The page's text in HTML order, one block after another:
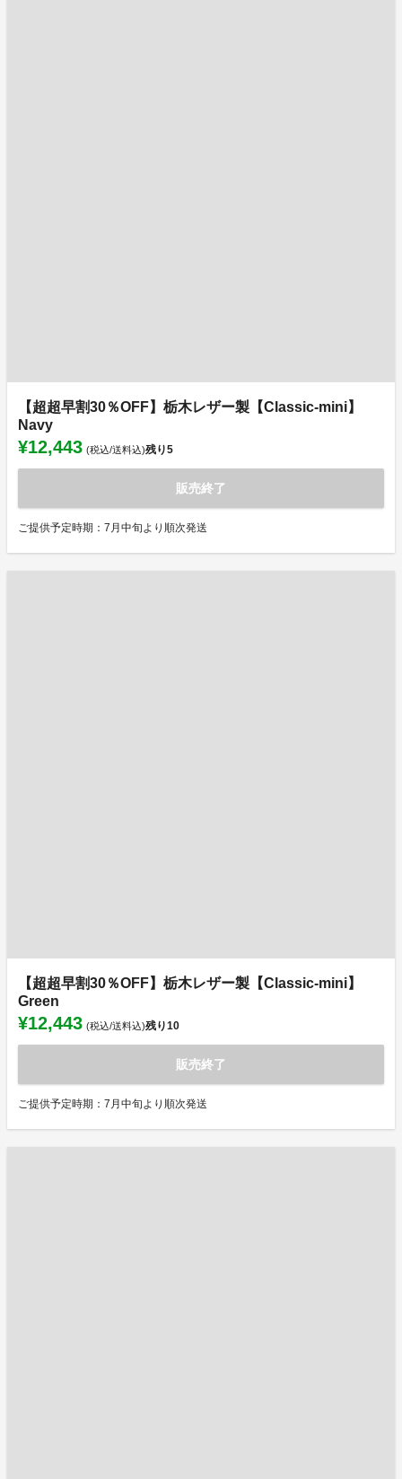
【超超早割30％OFF】栃木レザー製【Classic-mini】
Navy
¥12,443 (税込/送料込)残り5
販売終了
ご提供予定時期：7月中旬より順次発送
【超超早割30％OFF】栃木レザー製【Classic-mini】
Green
¥12,443 (税込/送料込)残り10
販売終了
ご提供予定時期：7月中旬より順次発送